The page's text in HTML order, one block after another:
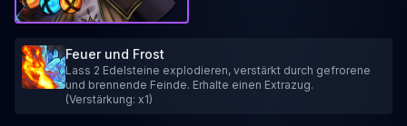
Feuer und Frost
Lass 2 Edelsteine explodieren, verstärkt durch gefrorene
und brennende Feinde. Erhalte einen Extrazug.
(Verstärkung: x1)